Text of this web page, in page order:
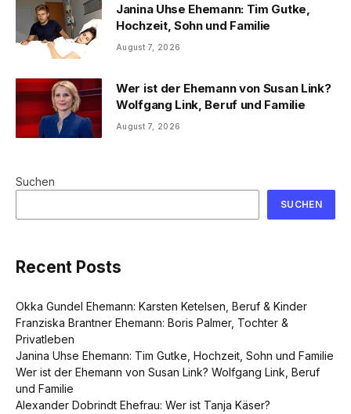
Janina Uhse Ehemann: Tim Gutke,
Hochzeit, Sohn und Familie
August 7, 2026
Wer ist der Ehemann von Susan Link?
Wolfgang Link, Beruf und Familie
August 7, 2026
Suchen
SUCHEN
Recent Posts
Okka Gundel Ehemann: Karsten Ketelsen, Beruf & Kinder
Franziska Brantner Ehemann: Boris Palmer, Tochter &
Privatleben
Janina Uhse Ehemann: Tim Gutke, Hochzeit, Sohn und Familie
Wer ist der Ehemann von Susan Link? Wolfgang Link, Beruf
und Familie
Alexander Dobrindt Ehefrau: Wer ist Tanja Käser?